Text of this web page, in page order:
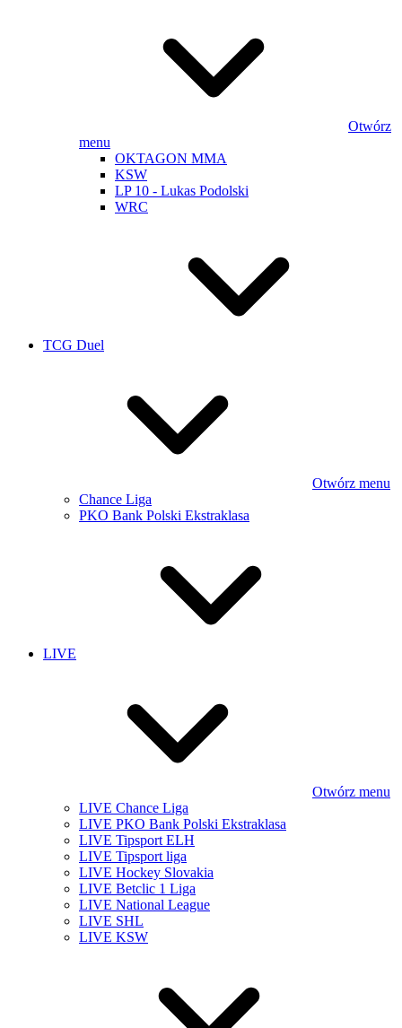
Otwórz
menu
OKTAGON MMA
KSW
LP 10 - Lukas Podolski
WRC
TCG Duel
Otwórz menu
Chance Liga
PKO Bank Polski Ekstraklasa
LIVE
Otwórz menu
LIVE Chance Liga
LIVE PKO Bank Polski Ekstraklasa
LIVE Tipsport ELH
LIVE Tipsport liga
LIVE Hockey Slovakia
LIVE Betclic 1 Liga
LIVE National League
LIVE SHL
LIVE KSW